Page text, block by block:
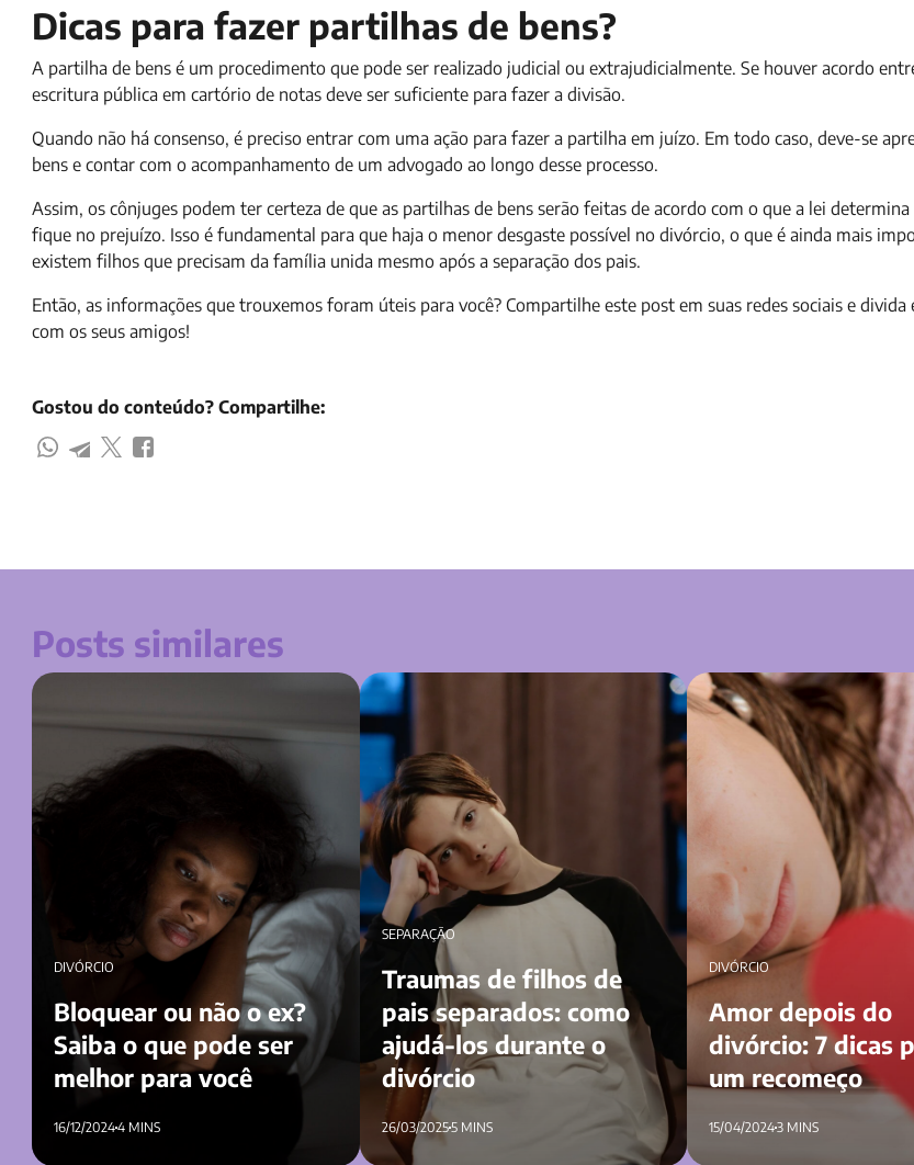
Dicas para fazer partilhas de bens?
A partilha de bens é um procedimento que pode ser realizado judicial ou extrajudicialmente. Se houver acordo
escritura pública em cartório de notas deve ser suficiente para fazer a divisão.
Quando não há consenso, é preciso entrar com uma ação para fazer a partilha em juízo. Em todo caso, deve-se
bens e contar com o acompanhamento de um advogado ao longo desse processo.
Assim, os cônjuges podem ter certeza de que as partilhas de bens serão feitas de acordo com o que a lei
fique no prejuízo. Isso é fundamental para que haja o menor desgaste possível no divórcio, o que é ainda mais
existem filhos que precisam da família unida mesmo após a separação dos pais.
Então, as informações que trouxemos foram úteis para você? Compartilhe este post em suas redes sociais e divida
com os seus amigos!
Gostou do conteúdo? Compartilhe:
Posts similares
Bloquear ou não o ex? Saiba o que pode
DIVÓRCIO
Bloquear ou não o ex?
Saiba o que pode ser
melhor para você
16/12/20244 MINS
Traumas de filhos de pais separados:
como ajudá-los durante o divórcio
SEPARAÇÃO
Traumas de filhos de
pais separados: como
ajudá-los durante o
divórcio
26/03/20255 MINS
Amor depois do divórcio: 7
recomeço
DIVÓRCIO
Amor depois do
divórcio: 7 dicas
um recomeço
15/04/20243 MINS